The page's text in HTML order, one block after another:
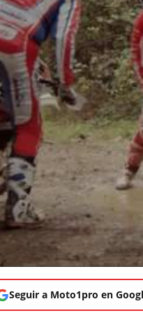
Seguir a Moto1pro en